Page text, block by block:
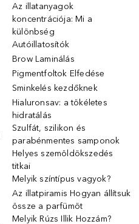
Az illatanyagok
koncentrációja: Mi a
különbség
Autóillatosítók
Brow Laminálás
Pigmentfoltok Elfedése
Sminkelés kezdőknek
Hialuronsav: a tökéletes
hidratálás
Szulfát, szilikon és
parabénmentes samponok
Helyes szemöldökszedés
titkai
Melyik színtípus vagyok?
Az illatpiramis Hogyan állítsuk
össze a parfümöt
Melyik Rúzs Illik Hozzám?